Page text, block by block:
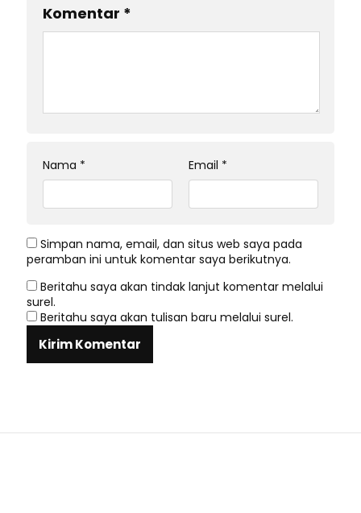
Komentar *
Nama * Email *
Simpan nama, email, dan situs web saya pada
peramban ini untuk komentar saya berikutnya.
Beritahu saya akan tindak lanjut komentar melalui
surel.
Beritahu saya akan tulisan baru melalui surel.